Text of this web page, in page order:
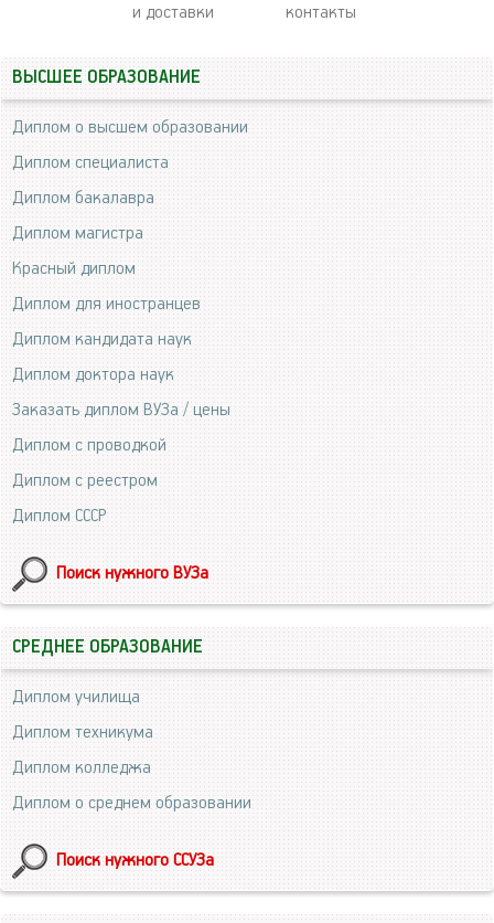
и доставки
контакты
ВЫСШЕЕ ОБРАЗОВАНИЕ
Диплом о высшем образовании
Диплом специалиста
Диплом бакалавра
Диплом магистра
Красный диплом
Диплом для иностранцев
Диплом кандидата наук
Диплом доктора наук
Заказать диплом ВУЗа / цены
Диплом с проводкой
Диплом с реестром
Диплом СССР
Поиск нужного ВУЗа
СРЕДНЕЕ ОБРАЗОВАНИЕ
Диплом училища
Диплом техникума
Диплом колледжа
Диплом о среднем образовании
Поиск нужного ССУЗа